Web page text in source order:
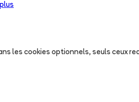
les cookies optionnels, seuls ceux